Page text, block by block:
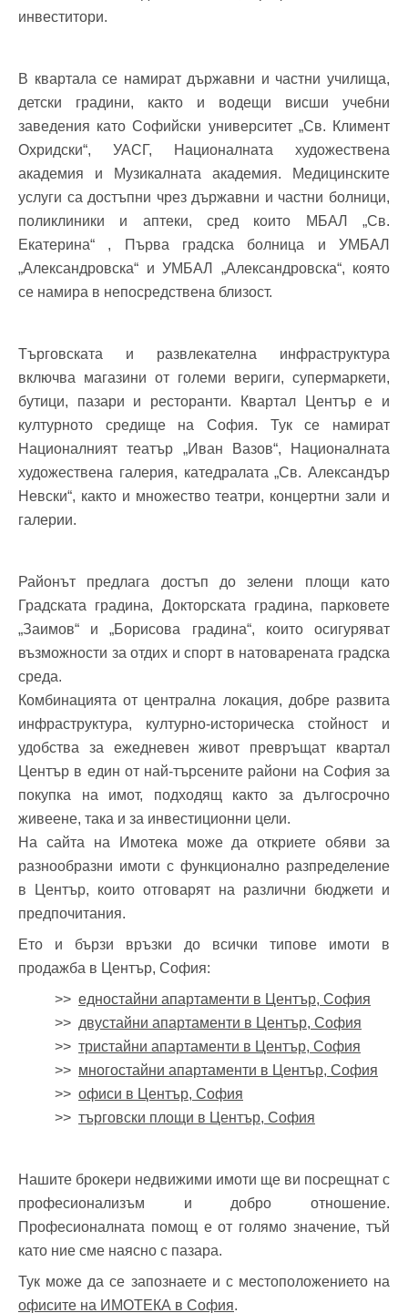
инвеститори.
В квартала се намират държавни и частни училища,
детски градини, както и водещи висши учебни
заведения като Софийски университет „Св. Климент
Охридски“, УАСГ, Националната художествена
академия и Музикалната академия. Медицинските
услуги са достъпни чрез държавни и частни болници,
поликлиники и аптеки, сред които МБАЛ „Св.
Екатерина“ , Първа градска болница и УМБАЛ
„Александровска“ и УМБАЛ „Александровска“, която
се намира в непосредствена близост.
Търговската и развлекателна инфраструктура
включва магазини от големи вериги, супермаркети,
бутици, пазари и ресторанти. Квартал Център е и
културното средище на София. Тук се намират
Националният театър „Иван Вазов“, Националната
художествена галерия, катедралата „Св. Александър
Невски“, както и множество театри, концертни зали и
галерии.
Районът предлага достъп до зелени площи като
Градската градина, Докторската градина, парковете
„Заимов“ и „Борисова градина“, които осигуряват
възможности за отдих и спорт в натоварената градска
среда.
Комбинацията от централна локация, добре развита
инфраструктура, културно-историческа стойност и
удобства за ежедневен живот превръщат квартал
Център в един от най-търсените райони на София за
покупка на имот, подходящ както за дългосрочно
живеене, така и за инвестиционни цели.
На сайта на Имотека може да откриете обяви за
разнообразни имоти с функционално разпределение
в Център, които отговарят на различни бюджети и
предпочитания.
Ето и бързи връзки до всички типове имоти в
продажба в Център, София:
>> едностайни апартаменти в Център, София
>> двустайни апартаменти в Център, София
>> тристайни апартаменти в Център, София
>> многостайни апартаменти в Център, София
>> офиси в Център, София
>> търговски площи в Център, София
Нашите брокери недвижими имоти ще ви посрещнат с
професионализъм и добро отношение.
Професионалната помощ е от голямо значение, тъй
като ние сме наясно с пазара.
Тук може да се запознаете и с местоположението на
офисите на ИМОТЕКА в София.